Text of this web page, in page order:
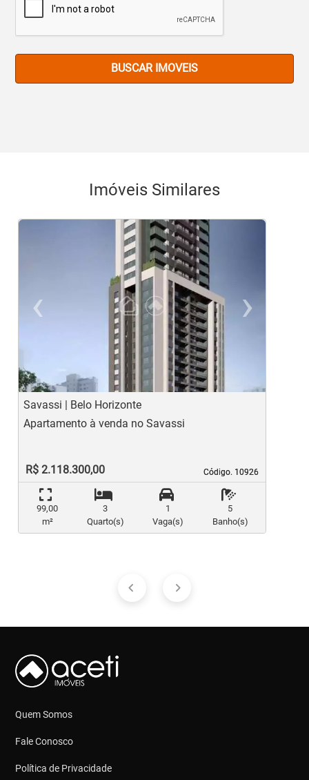
BUSCAR IMOVEIS
Imóveis Similares
‹
Previous
›
Savassi | Belo Horizonte
Código. 10926
Código. 10926
Apartamento à venda no Savassi
R$ 2.118.300,00
99,00
m²
3
Quarto(s)
1
Vaga(s)
5
Banho(s)
Quem Somos
Fale Conosco
Política de Privacidade